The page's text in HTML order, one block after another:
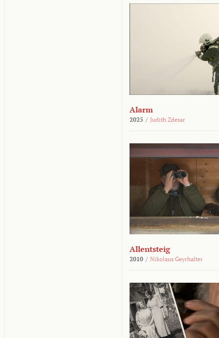
Alarm
2025 / Judith Zdesar
Allentsteig
2010 / Nikolaus Geyrhalter